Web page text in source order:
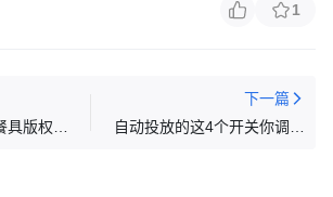
1
具版权
下一篇
自动投放的这4个开关你调对